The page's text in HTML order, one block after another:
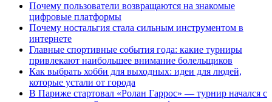
Почему пользователи возвращаются на знакомые
цифровые платформы
Почему ностальгия стала сильным инструментом в
интернете
Главные спортивные события года: какие турниры
привлекают наибольшее внимание болельщиков
Как выбрать хобби для выходных: идеи для людей,
которые устали от города
В Париже стартовал «Ролан Гаррос» — турнир начался с